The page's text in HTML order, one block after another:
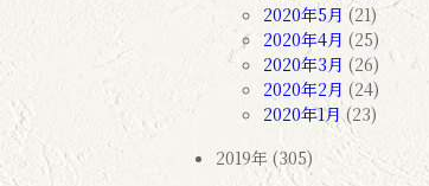
2020年5月 (21)
2020年4月 (25)
2020年3月 (26)
2020年2月 (24)
2020年1月(23)
2019年 (305)